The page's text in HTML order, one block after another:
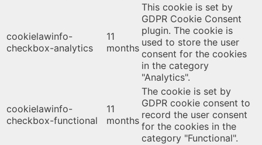
cookielawinfo-
checkbox-analytics
11
months
This cookie is set by
GDPR Cookie Consent
plugin. The cookie is
used to store the user
consent for the cookies
in the category
"Analytics".
cookielawinfo-
checkbox-functional
11
months
The cookie is set by
GDPR cookie consent to
record the user consent
for the cookies in the
category "Functional".